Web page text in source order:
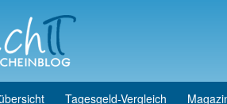
Tagesgeld-Vergleich